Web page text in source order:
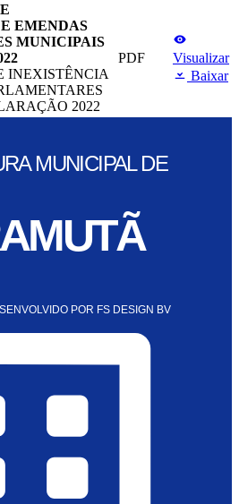
EMENDAS
MUNICIPAIS
INEXISTÊNCIA
2022
PDF
Visualizar
Baixar
MUNICIPAL DE
POR FS DESIGN BV